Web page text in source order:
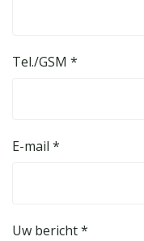
Tel./GSM *
E-mail *
Uw bericht *